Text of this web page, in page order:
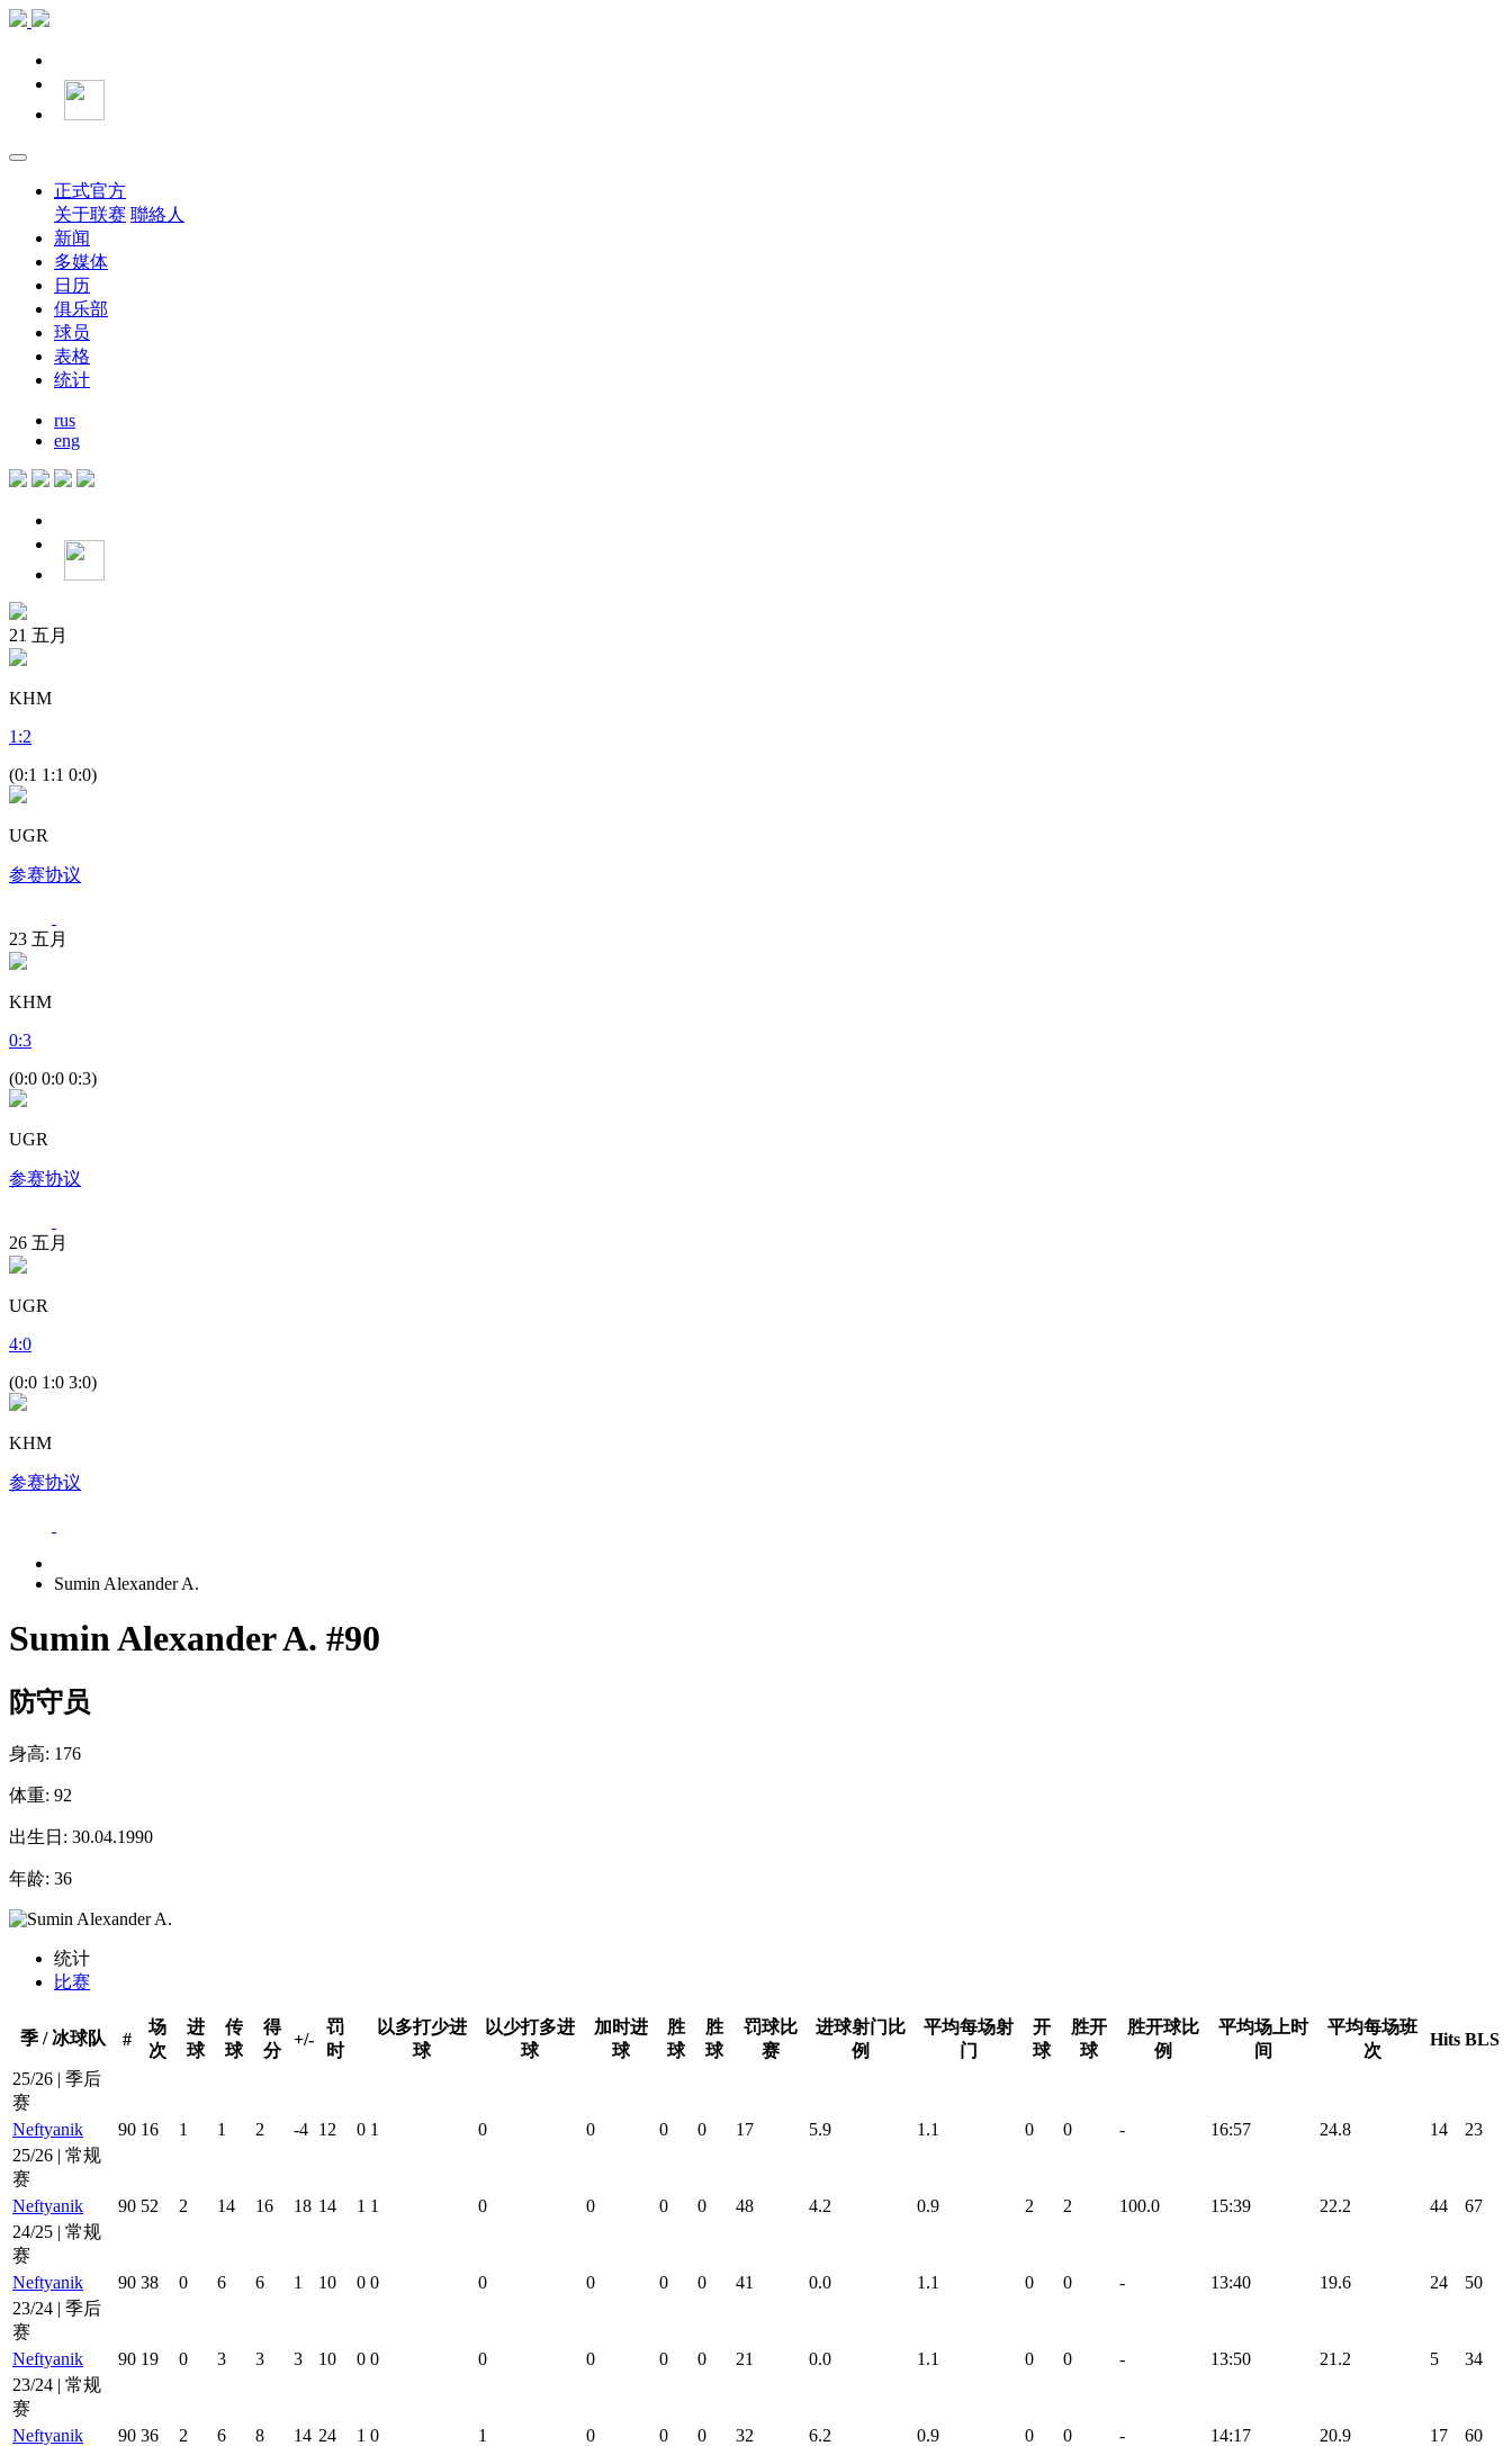
正式官方
关于联赛 聯絡人
新闻
多媒体
日历
俱乐部
球员
表格
统计
rus
eng
21 五月
KHM
1 :2
(0:1 1:1 0:0)
UGR
参赛协议
23 五月
KHM
0:3
(0:0 0:0 0:3)
UGR
参赛协议
26 五月
UGR
4:0
(0:0 1:0 3:0)
KHM
参赛协议
Sumin Alexander A.
Sumin Alexander A. #90
防守员
身高: 176
体重: 92
出生日: 30.04.1990
年龄: 36
统计
比赛
季 / 冰球队 #
场
次
进
球
传
球
得
分
+/-
罚
时
以多打少进
球
以少打多进
球
加时进
球
胜
球
胜
球
罚球比
赛
进球射门比
例
平均每场射
门
开
球
胜开
球
胜开球比
例
平均场上时
间
平均每场班
次
Hits BLS
25/26 | 季后
赛
Neftyanik
90 16 1 1 2 -4 12 0 1 0 0 0 0 17 5.9 1.1 0 0 - 16:57 24.8 14
23
25/26 | 常规
赛
Neftyanik
90 52 2 14 16 18 14 1 1 0 0 0 0 48 4.2 0.9 2 2 100.0 15:39 22.2 44
67
24/25 | 常规
赛
Neftyanik
90 38 0 6 6 1 10 0 0 0 0 0 0 41 0.0 1.1 0 0 - 13:40 19.6 24
50
23/24 | 季后
赛
Neftyanik
90 19 0 3 3 3 10 0 0 0 0 0 0 21 0.0 1.1 0 0 - 13:50 21.2 5
34
23/24 | 常规
赛
Neftyanik
90 36 2 6 8 14 24 1 0 1 0 0 0 32 6.2 0.9 0 0 - 14:17 20.9 17
60